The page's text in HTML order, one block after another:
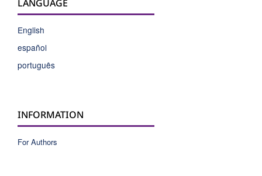
LANGUAGE
English
español
português
INFORMATION
For Authors